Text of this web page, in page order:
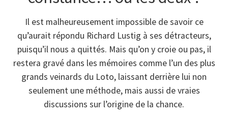
Il est malheureusement impossible de savoir ce
qu’aurait répondu Richard Lustig à ses détracteurs,
puisqu’il nous a quittés. Mais qu’on y croie ou pas, il
restera gravé dans les mémoires comme l’un des plus
grands veinards du Loto, laissant derrière lui non
seulement une méthode, mais aussi de vraies
discussions sur l’origine de la chance.